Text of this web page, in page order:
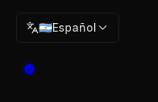
🇦🇷Español